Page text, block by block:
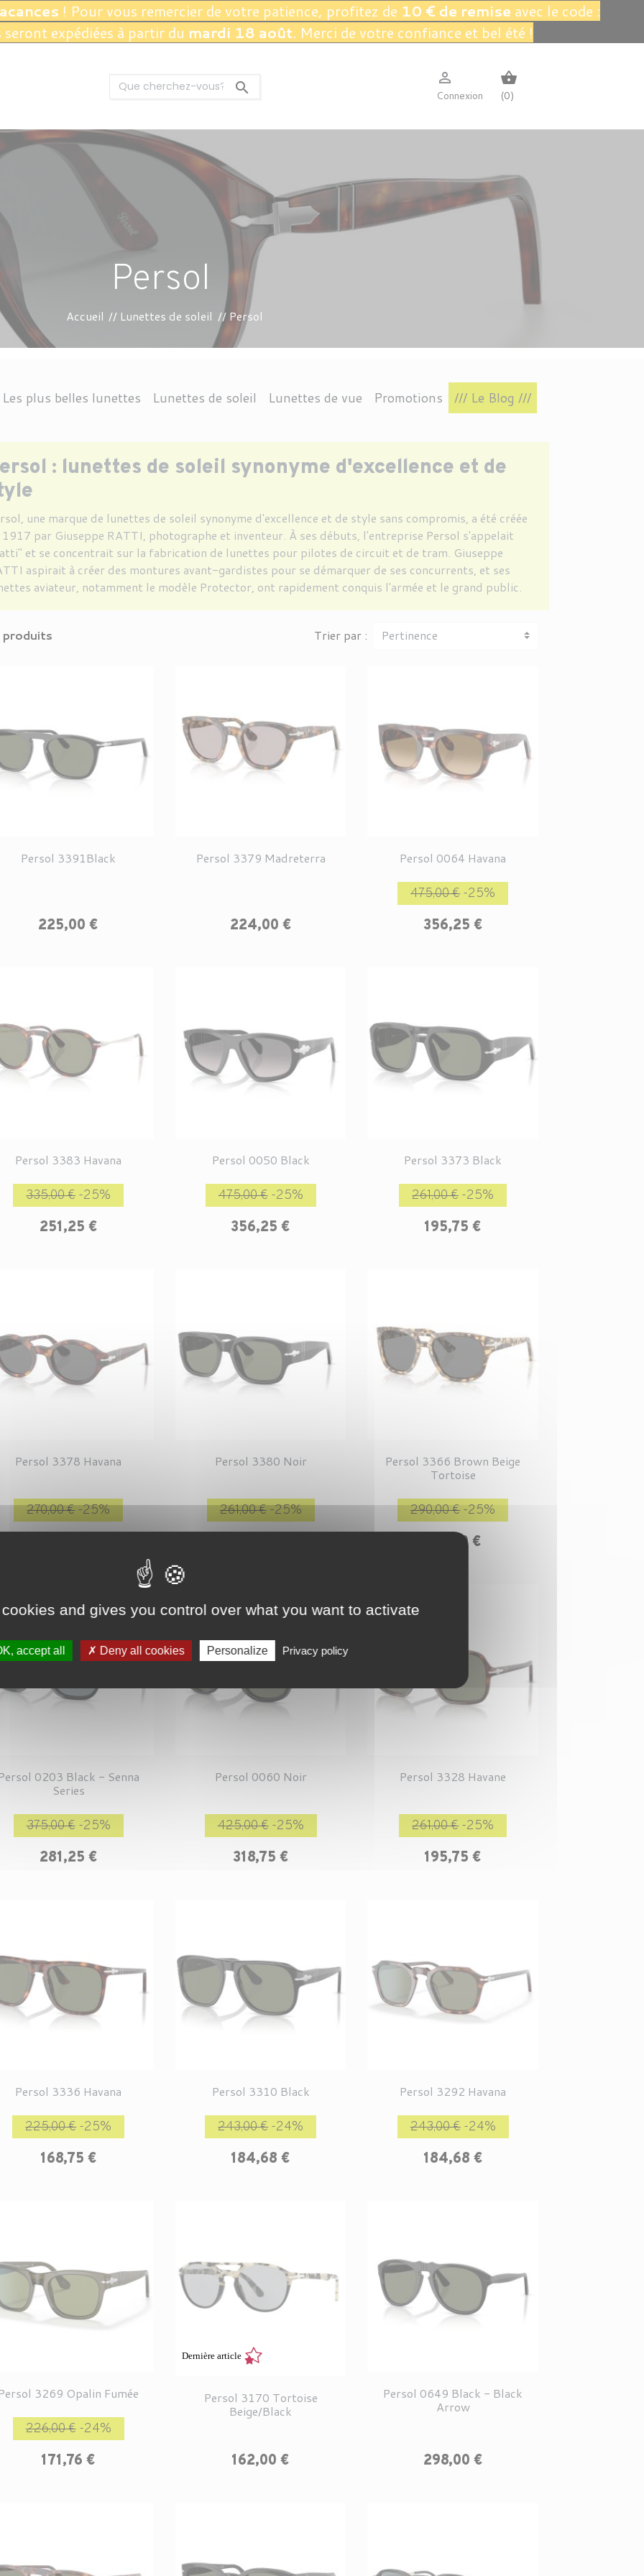
! Pour vous remercier de votre patience, profitez de 10 € de remise avec le code :
expédiées à partir du mardi 18 août. Merci de votre confiance et bel été !


Connexion
shopping_basket
(0)
Persol
Accueil Lunettes de soleil Persol
OCTOGONALE CARRÉE ARRONDIE VINTAGE AVIATEUR IRRÉGULIÈRE
3 PROTECTION INFÉRIEURE À 3 ACCESSOIRES POLARISÉS
CONDUITE NAUTISME MONTAGNE LOISIRS CONNECTÉ
Les plus belles lunettes
LASRY CHROME HEARTS ANNE & VALENTIN
Lunettes de soleil
RAY-BAN VUARNET
Lunettes de vue
THEO EYEWEAR KIRK AND KIRK JEAN NOUVEL L.A.EYEWORKS VAVA EYEWEAR
Promotions /// Le Blog ///
: lunettes de soleil synonyme d'excellence et de
, une marque de lunettes de soleil synonyme d'excellence et de style sans compromis, a été créée
1917 par Giuseppe RATTI, photographe et inventeur. À ses débuts, l'entreprise Persol s'appelait
et se concentrait sur la fabrication de lunettes pour pilotes de circuit et de tram. Giuseppe
aspirait à créer des montures avant-gardistes pour se démarquer de ses concurrents, et ses
aviateur, notamment le modèle Protector, ont rapidement conquis l'armée et le grand public.
Trier par :
Persol 3391Black
Prix
225,00 €
Persol 3379 Madreterra
Prix
224,00 €
Persol 0064 Havana
Prix de base
475,00 € -25%
356,25 €
Persol 3383 Havana
Prix de base
335,00 €-25%
251,25 €
Persol 0050 Black
Prix de base
475,00 €-25%
356,25 €
Persol 3373 Black
Prix de base
261,00 € -25%
195,75 €
Persol 3378 Havana
Prix de base
270,00 €-25%
Prix
Persol 3380 Noir
Prix de base
261,00 €-25%
Prix
Persol 3366 Brown Beige
Tortoise
Prix de base
290,00 €-25%
217,50 €
0203 Black - Senna
Series
Prix de base
375,00 €-25%
281,25 €
Persol 0060 Noir
Prix de base
425,00 €-25%
318,75 €
Persol 3328 Havane
Prix de base
261,00 € -25%
195,75 €
Persol 3336 Havana
Prix de base
225,00 €-25%
168,75 €
Persol 3310 Black
Prix de base
243,00 € -24%
184,68 €
Persol 3292 Havana
Prix de base
243,00 €-24%
184,68 €
3269 Opalin Fumée
Prix de base
226,00 €-24%
171,76 €
Dernière article
Persol 3170 Tortoise
Beige/Black
Prix
162,00 €
Persol 0649 Black - Black
Arrow
Prix
298,00 €
and gives you control over what you want to activate
accept all Deny all cookies Personalize Privacy policy